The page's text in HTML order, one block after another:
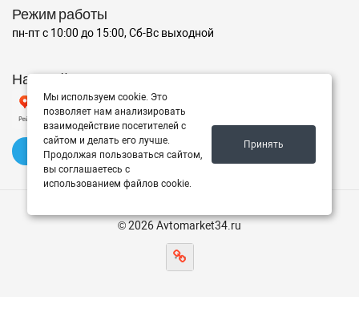
Режим работы
пн-пт с 10:00 до 15:00, Сб-Вс выходной
Наш рейтинг на Яндексе
✍️ Оставить отзыв
© 2026 Avtomarket34.ru
Мы используем cookie. Это
позволяет нам анализировать
взаимодействие посетителей с
сайтом и делать его лучше.
Продолжая пользоваться сайтом,
вы соглашаетесь с
использованием файлов cookie.
Принять